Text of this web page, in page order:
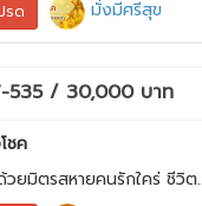
รด มั่งมีศรีสุข
535 / 30,000 บาท
ชค
วยมิตรสหายคนรักใคร่ ชีวิต